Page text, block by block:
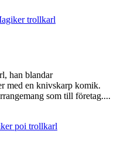
trollkarl
han blandar
med en knivskarp komik.
som till företag....
poi trollkarl